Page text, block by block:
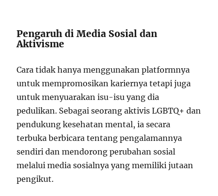
Pengaruh di Media Sosial dan
Aktivisme
Cara tidak hanya menggunakan platformnya
untuk mempromosikan kariernya tetapi juga
untuk menyuarakan isu-isu yang dia
pedulikan. Sebagai seorang aktivis LGBTQ+ dan
pendukung kesehatan mental, ia secara
terbuka berbicara tentang pengalamannya
sendiri dan mendorong perubahan sosial
melalui media sosialnya yang memiliki jutaan
pengikut.